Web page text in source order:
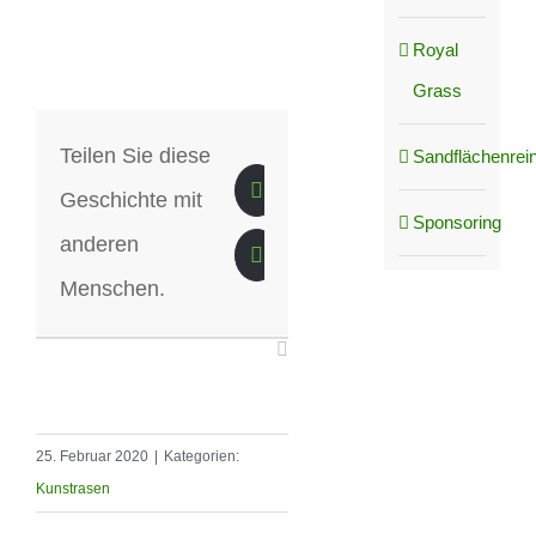
Teilen Sie diese
Geschichte mit
anderen
Menschen.
25. Februar 2020 | Kategorien:
Kunstrasen
Royal
Grass
Sponsoring